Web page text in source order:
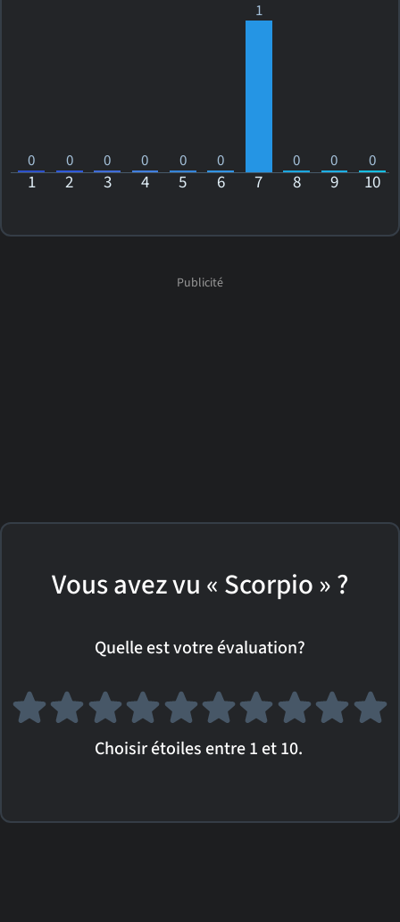
0 0 0 0 0 0
1
0 0 0
1 2 3 4 5 6 7 8 9 10
Vous avez vu « Scorpio » ?
Quelle est votre évaluation?
Choisir étoiles entre 1 et 10.